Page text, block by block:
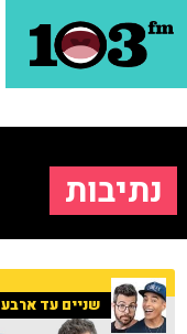
נתיבות
שניים עד ארבע